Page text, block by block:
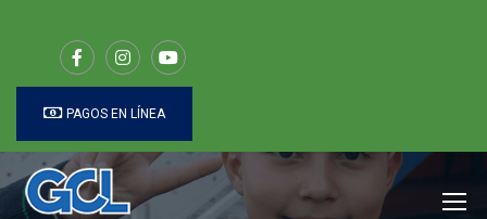
PAGOS EN LÍNEA